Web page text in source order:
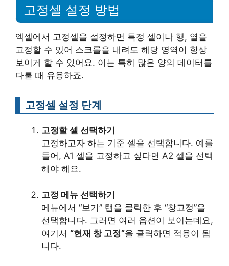
고정셀 설정 방법
엑셀에서 고정셀을 설정하면 특정 셀이나 행, 열을
고정할 수 있어 스크롤을 내려도 해당 영역이 항상
보이게 할 수 있어요. 이는 특히 많은 양의 데이터를
다룰 때 유용하죠.
고정셀 설정 단계
고정할 셀 선택하기
고정하고자 하는 기준 셀을 선택합니다. 예를
들어, A1 셀을 고정하고 싶다면 A2 셀을 선택
해야 해요.
고정 메뉴 선택하기
메뉴에서 “보기” 탭을 클릭한 후 “창고정”을
선택합니다. 그러면 여러 옵션이 보이는데요,
여기서 “현재 창 고정”을 클릭하면 적용이 됩
니다.